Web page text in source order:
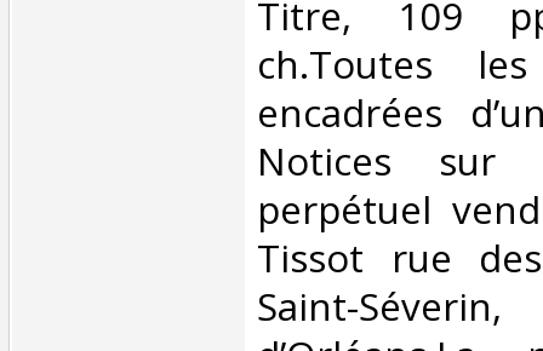
Titre, 109
ch.Toutes
encadrées
Notices sur
perpétuel
Tissot rue
Saint-